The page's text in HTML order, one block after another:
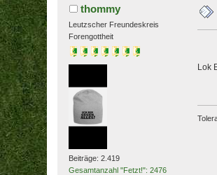
thommy
Leutzscher Freundeskreis
Forengottheit
Beiträge: 2.419
Gesamtanzahl "Fetzt!": 2476
Lok